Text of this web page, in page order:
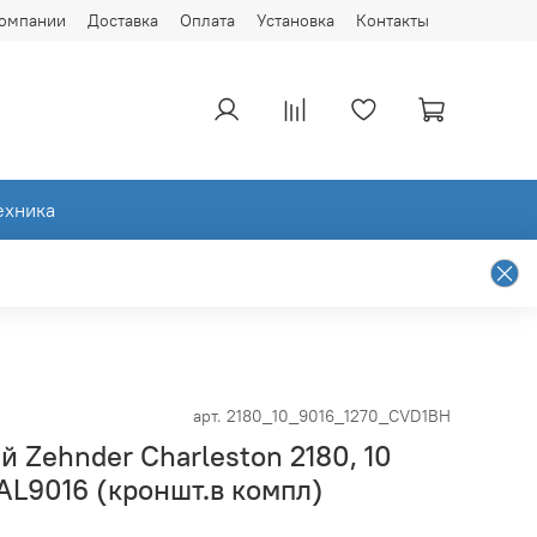
Доставка Оплата Установка Контакты
арт. 2180_10_9016_1270_CVD1BH
Zehnder Charleston 2180, 10
(кроншт.в компл)